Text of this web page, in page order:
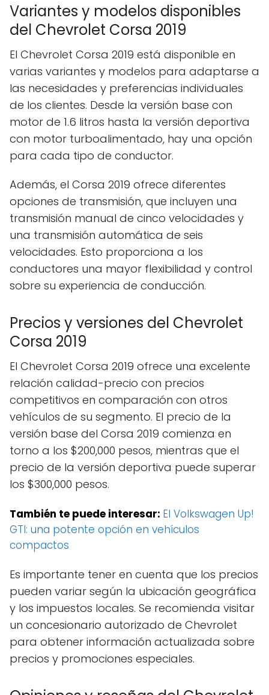
Variantes y modelos disponibles
del Chevrolet Corsa 2019
El Chevrolet Corsa 2019 está disponible en
varias variantes y modelos para adaptarse a
las necesidades y preferencias individuales
de los clientes. Desde la versión base con
motor de 1.6 litros hasta la versión deportiva
con motor turboalimentado, hay una opción
para cada tipo de conductor.
Además, el Corsa 2019 ofrece diferentes
opciones de transmisión, que incluyen una
transmisión manual de cinco velocidades y
una transmisión automática de seis
velocidades. Esto proporciona a los
conductores una mayor flexibilidad y control
sobre su experiencia de conducción.
Precios y versiones del Chevrolet
Corsa 2019
El Chevrolet Corsa 2019 ofrece una excelente
relación calidad-precio con precios
competitivos en comparación con otros
vehículos de su segmento. El precio de la
versión base del Corsa 2019 comienza en
torno a los $200,000 pesos, mientras que el
precio de la versión deportiva puede superar
los $300,000 pesos.
También te puede interesar: El Volkswagen Up!
GTI: una potente opción en vehículos
compactos
Es importante tener en cuenta que los precios
pueden variar según la ubicación geográfica
y los impuestos locales. Se recomienda visitar
un concesionario autorizado de Chevrolet
para obtener información actualizada sobre
precios y promociones especiales.